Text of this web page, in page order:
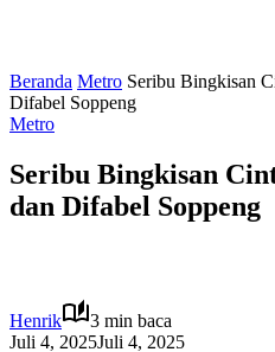
Beranda Metro Seribu Bingkisan
Difabel Soppeng
Metro
Seribu Bingkisan
dan Difabel Soppeng
Henrik
3 min baca
Juli 4, 2025Juli 4, 2025